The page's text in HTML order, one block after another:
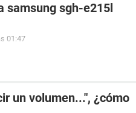
samsung sgh-e215l
01:47
un volumen...", ¿cómo